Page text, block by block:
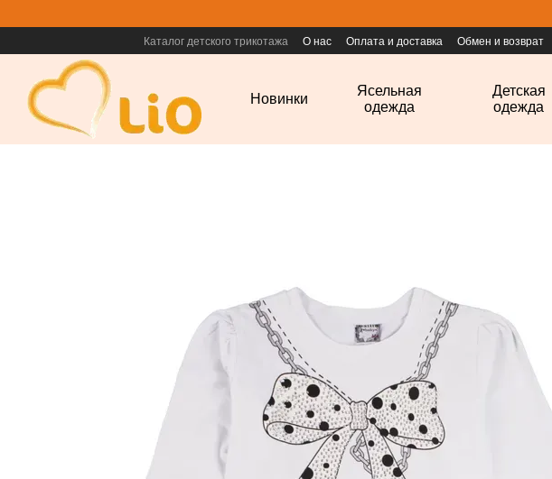
Каталог детского трикотажа О нас Оплата и доставка Обмен и возврат
Новинки
Ясельная
одежда
Детская
одежда